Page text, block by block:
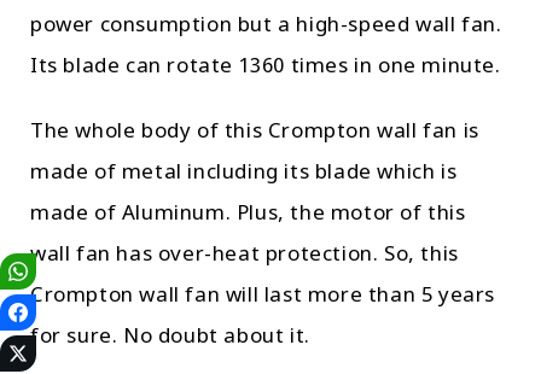
power consumption but a high-speed wall fan.
Its blade can rotate 1360 times in one minute.
The whole body of this Crompton wall fan is
made of metal including its blade which is
made of Aluminum. Plus, the motor of this
wall fan has over-heat protection. So, this
Crompton wall fan will last more than 5 years
for sure. No doubt about it.